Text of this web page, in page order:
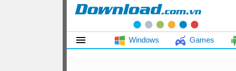
Windows Games